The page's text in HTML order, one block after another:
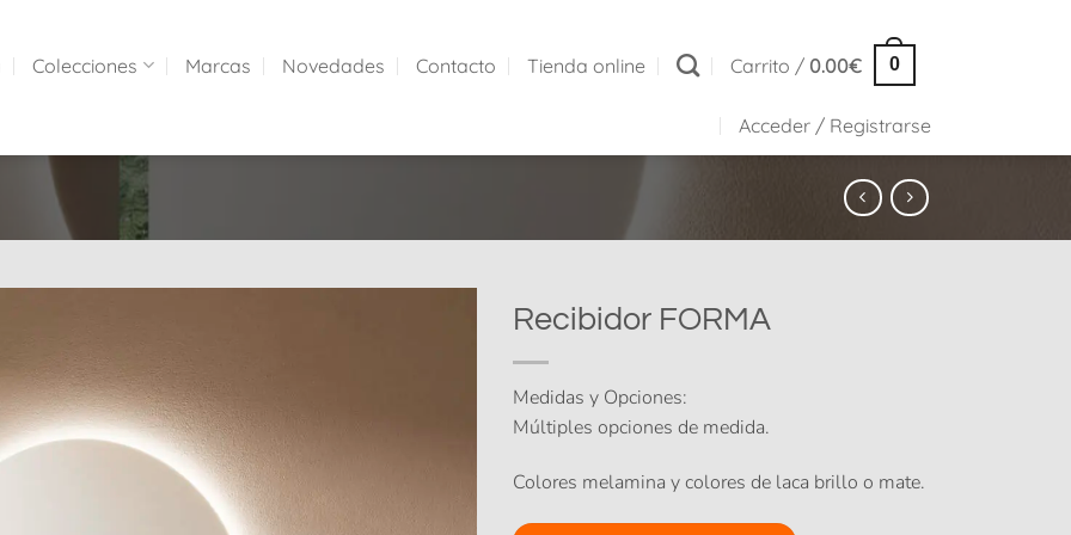
Colecciones Marcas Novedades Contacto Tienda online Carrito / 0.00€ 0
Acceder / Registrarse
Recibidor FORMA
Medidas y Opciones:
Múltiples opciones de medida.
Colores melamina y colores de laca brillo o mate.